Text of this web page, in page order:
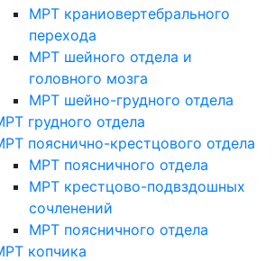
МРТ краниовертебрального
перехода
МРТ шейного отдела и
головного мозга
МРТ шейно-грудного отдела
грудного отдела
пояснично-крестцового отдела
МРТ поясничного отдела
МРТ крестцово-подвздошных
сочленений
МРТ поясничного отдела
копчика